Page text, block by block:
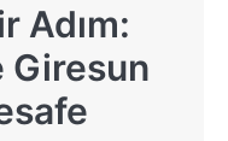
Adım:
Giresun